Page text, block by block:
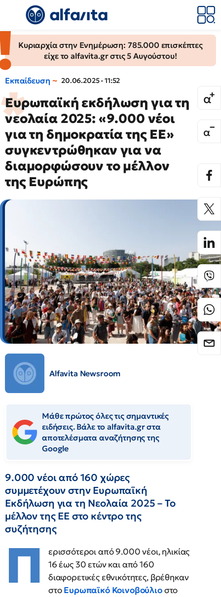
Κυριαρχία στην Ενημέρωση: 785.000 επισκέπτες
είχε το alfavita.gr στις 5 Αυγούστου!
Εκπαίδευση 20.06.2025 - 11:52
Ευρωπαϊκή εκδήλωση για τη
νεολαία 2025: «9.000 νέοι
για τη δημοκρατία της ΕΕ»
συγκεντρώθηκαν για να
διαμορφώσουν το μέλλον
της Ευρώπης
Alfavita Newsroom
Μάθε πρώτος όλες τις σημαντικές
ειδήσεις. Βάλε το alfavita.gr στα
αποτελέσματα αναζήτησης της
Google
9.000 νέοι από 160 χώρες
συμμετέχουν στην Ευρωπαϊκή
Εκδήλωση για τη Νεολαία 2025 – Το
μέλλον της ΕΕ στο κέντρο της
συζήτησης
Π
ερισσότεροι από 9.000 νέοι, ηλικίας
16 έως 30 ετών και από 160
διαφορετικές εθνικότητες, βρέθηκαν
στοΕυρωπαϊκό Κοινοβούλιοστο